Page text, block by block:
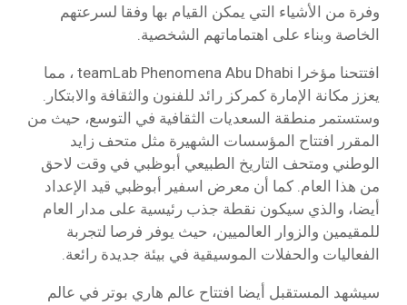
وفرة من الأشياء التي يمكن القيام بها وفقا لسرعتهم
الخاصة وبناء على اهتماماتهم الشخصية.
افتتحنا مؤخرا teamLab Phenomena Abu Dhabi ، مما
يعزز مكانة الإمارة كمركز رائد للفنون والثقافة والابتكار.
وستستمر منطقة السعديات الثقافية في التوسع، حيث من
المقرر افتتاح المؤسسات الشهيرة مثل متحف زايد
الوطني ومتحف التاريخ الطبيعي أبوظبي في وقت لاحق
من هذا العام. كما أن معرض اسفير أبوظبي قيد الإعداد
أيضا، والذي سيكون نقطة جذب رئيسية على مدار العام
للمقيمين والزوار العالميين، حيث يوفر فرصا لتجربة
الفعاليات والحفلات الموسيقية في بيئة جديدة رائعة.
سيشهد المستقبل أيضا افتتاح عالم هاري بوتر في عالم